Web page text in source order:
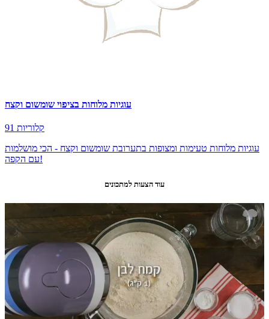
עוגיות מלוחות בציפוי שומשום וקצח
91 קלוריות
עוגיות מלוחות טעימות ומצופות בתערובת שומשום וקצח - הכי מושלמות
עם הקפה!
עוד הצעות למתכונים